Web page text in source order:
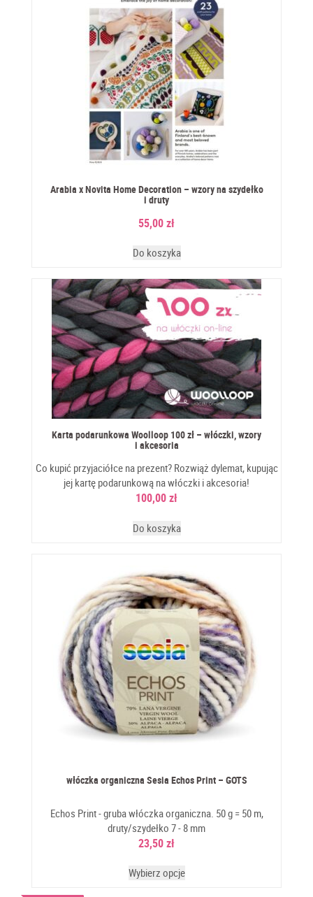
Arabia x Novita Home Decoration – wzory na szydełko
i druty
55,00zł
Do koszyka
Karta podarunkowa Woolloop 100 zł – włóczki, wzory
i akcesoria
Co kupić przyjaciółce na prezent? Rozwiąż dylemat, kupując
jej kartę podarunkową na włóczki i akcesoria!
100,00zł
Do koszyka
włóczka organiczna Sesia Echos Print – GOTS
Echos Print - gruba włóczka organiczna. 50 g = 50 m,
druty/szydełko 7 - 8 mm
23,50zł
Wybierz opcje